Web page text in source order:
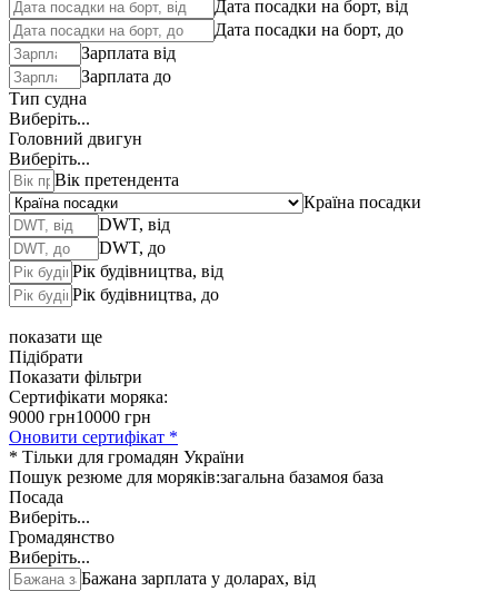
Дата посадки на борт, від
Дата посадки на борт, до
Зарплата від
Зарплата до
Тип судна
Виберіть...
Головний двигун
Виберіть...
Вік претендента
Країна посадки
DWT, від
DWT, до
Рік будівництва, від
Рік будівництва, до
показати ще
Підібрати
Показати фільтри
Сертифікати моряка:
9000 грн10000 грн
Оновити сертифікат *
* Тільки для громадян України
Пошук резюме для моряків:загальна базамоя база
Посада
Виберіть...
Громадянство
Виберіть...
Бажана зарплата у доларах, від